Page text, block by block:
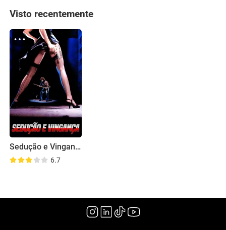
Visto recentemente
Sedução e Vingança
6.7
(1981)